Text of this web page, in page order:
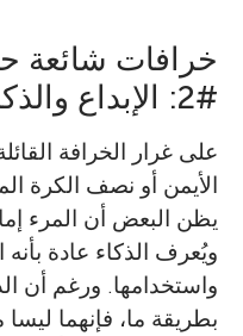
خرافات شائعة
#2: الإبداع والذكاء لا يجتمعان معًا
على غرار الخرافة
الأيمن أو نصف الكرة
يظن البعض أن المرء
ويُعرف الذكاء عادة
واستخدامها. ورغم أن
بطريقة ما، فإنهما